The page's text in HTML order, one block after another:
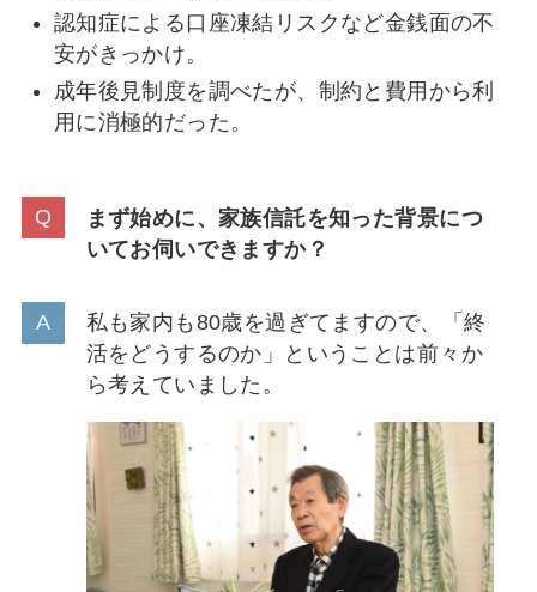
認知症による口座凍結リスクなど金銭面の不
安がきっかけ。
成年後見制度を調べたが、制約と費用から利
用に消極的だった。
まず始めに、家族信託を知った背景につ
いてお伺いできますか？
私も家内も80歳を過ぎてますので、「終
活をどうするのか」ということは前々か
ら考えていました。